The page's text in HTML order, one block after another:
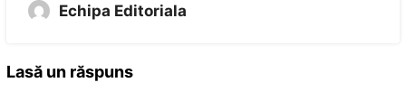
Echipa Editoriala
Lasă un răspuns